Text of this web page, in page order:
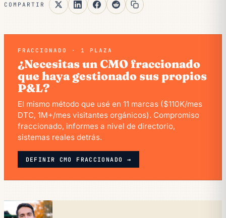
COMPARTIR
FRACCIONADO · 1 PLAZA
¿Necesitas un CMO fraccionado
que haya gestionado sus propios
P&L?
El mismo método que usé en 11 marcas ($110K/mes
DTC, 1M+/mes visitantes orgánicos). Compromiso
fraccionado, informes a nivel de directorio,
sistemas reales detrás.
DEFINIR CMO FRACCIONADO →